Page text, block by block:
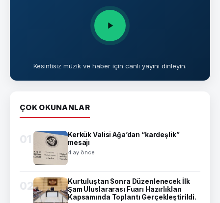
Kesintisiz müzik ve haber için canlı yayını dinleyin.
ÇOK OKUNANLAR
01
Kerkük Valisi Ağa’dan “kardeşlik”
mesajı
4 ay önce
02
Kurtuluştan Sonra Düzenlenecek İlk
Şam Uluslararası Fuarı Hazırlıkları
Kapsamında Toplantı Gerçekleştirildi.